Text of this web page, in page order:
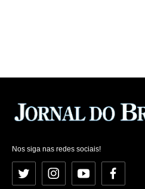
Nos siga nas redes sociais!
Twitter InstagramYouTubeFacebook